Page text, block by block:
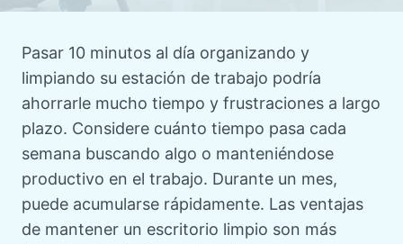
Pasar 10 minutos al día organizando y
limpiando su estación de trabajo podría
ahorrarle mucho tiempo y frustraciones a largo
plazo. Considere cuánto tiempo pasa cada
semana buscando algo o manteniéndose
productivo en el trabajo. Durante un mes,
puede acumularse rápidamente. Las ventajas
de mantener un escritorio limpio son más